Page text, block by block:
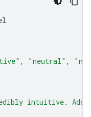
, "neutral" ,
intuitive. Add